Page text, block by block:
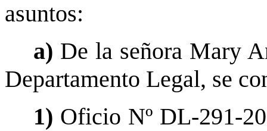
asuntos:
a) De la señora Mary
Departamento Legal, se
1) Oficio Nº DL-291-